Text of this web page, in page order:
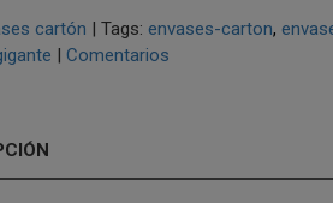
cartón | Tags: envases-carton
| Comentarios